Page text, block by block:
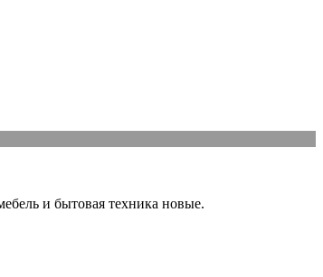
и бытовая техника новые.